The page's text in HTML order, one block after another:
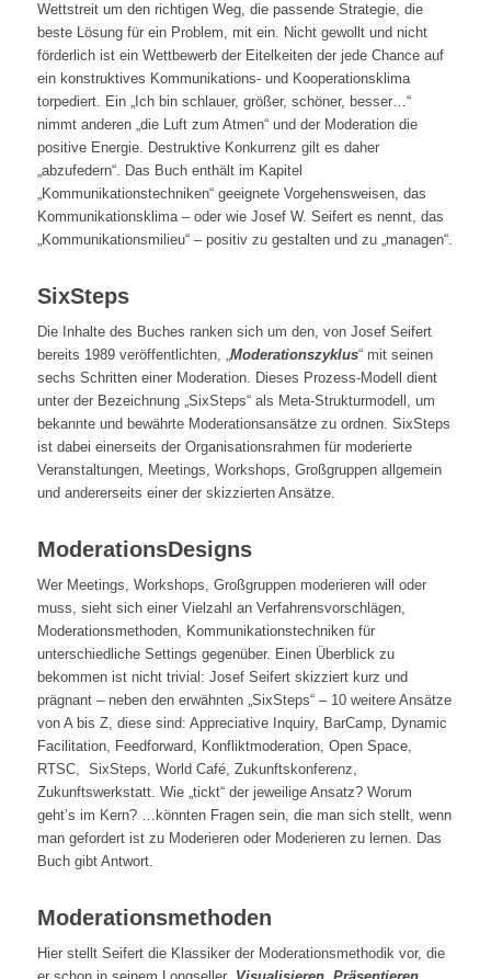
Wettstreit um den richtigen Weg, die passende Strategie, die
beste Lösung für ein Problem, mit ein. Nicht gewollt und nicht
förderlich ist ein Wettbewerb der Eitelkeiten der jede Chance auf
ein konstruktives Kommunikations- und Kooperationsklima
torpediert. Ein „Ich bin schlauer, größer, schöner, besser…“
nimmt anderen „die Luft zum Atmen“ und der Moderation die
positive Energie. Destruktive Konkurrenz gilt es daher
„abzufedern“. Das Buch enthält im Kapitel
„Kommunikationstechniken“ geeignete Vorgehensweisen, das
Kommunikationsklima – oder wie Josef W. Seifert es nennt, das
„Kommunikationsmilieu“ – positiv zu gestalten und zu „managen“.
SixSteps
Die Inhalte des Buches ranken sich um den, von Josef Seifert
bereits 1989 veröffentlichten, „Moderationszyklus“ mit seinen
sechs Schritten einer Moderation. Dieses Prozess-Modell dient
unter der Bezeichnung „SixSteps“ als Meta-Strukturmodell, um
bekannte und bewährte Moderationsansätze zu ordnen. SixSteps
ist dabei einerseits der Organisationsrahmen für moderierte
Veranstaltungen, Meetings, Workshops, Großgruppen allgemein
und andererseits einer der skizzierten Ansätze.
ModerationsDesigns
Wer Meetings, Workshops, Großgruppen moderieren will oder
muss, sieht sich einer Vielzahl an Verfahrensvorschlägen,
Moderationsmethoden, Kommunikationstechniken für
unterschiedliche Settings gegenüber. Einen Überblick zu
bekommen ist nicht trivial: Josef Seifert skizziert kurz und
prägnant – neben den erwähnten „SixSteps“ – 10 weitere Ansätze
von A bis Z, diese sind: Appreciative Inquiry, BarCamp, Dynamic
Facilitation, Feedforward, Konfliktmoderation, Open Space,
RTSC, SixSteps, World Café, Zukunftskonferenz,
Zukunftswerkstatt. Wie „tickt“ der jeweilige Ansatz? Worum
geht’s im Kern? …könnten Fragen sein, die man sich stellt, wenn
man gefordert ist zu Moderieren oder Moderieren zu lernen. Das
Buch gibt Antwort.
Moderationsmethoden
Hier stellt Seifert die Klassiker der Moderationsmethodik vor, die